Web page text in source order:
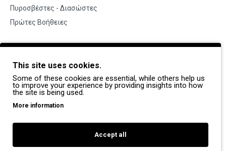
Πυροσβέστες - Διασώστες
Πρώτες Βοήθειες
BRANDS
Payper
Dike
Coverguard
Portwest
Exena
This site uses cookies.
Some of these cookies are essential, while others help us
to improve your experience by providing insights into how
the site is being used.
More information
Accept all